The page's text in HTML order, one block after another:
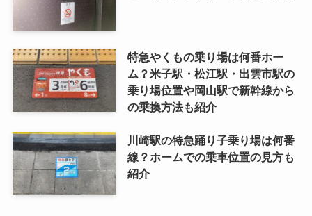
特急やくもの乗り場は何番ホー
ム？米子駅・松江駅・出雲市駅の
乗り場位置や岡山駅で新幹線から
の乗換方法も紹介
川崎駅の特急踊り子乗り場は何番
線？ホームでの乗車位置の見方も
紹介